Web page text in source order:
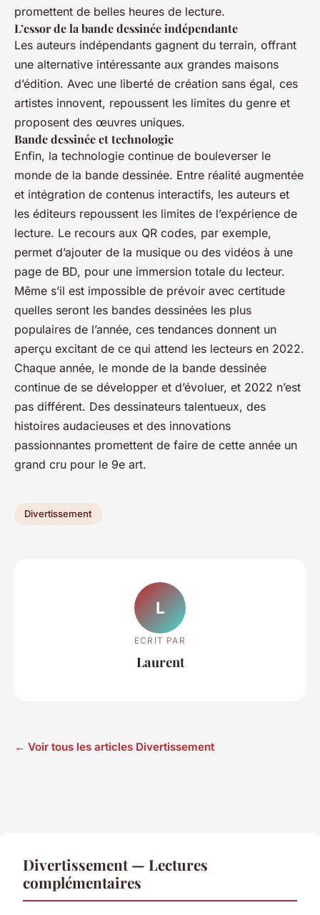
promettent de belles heures de lecture.
L’essor de la bande dessinée indépendante
Les auteurs indépendants gagnent du terrain, offrant
une alternative intéressante aux grandes maisons
d’édition. Avec une liberté de création sans égal, ces
artistes innovent, repoussent les limites du genre et
proposent des œuvres uniques.
Bande dessinée et technologie
Enfin, la technologie continue de bouleverser le
monde de la bande dessinée. Entre réalité augmentée
et intégration de contenus interactifs, les auteurs et
les éditeurs repoussent les limites de l’expérience de
lecture. Le recours aux QR codes, par exemple,
permet d’ajouter de la musique ou des vidéos à une
page de BD, pour une immersion totale du lecteur.
Même s’il est impossible de prévoir avec certitude
quelles seront les bandes dessinées les plus
populaires de l’année, ces tendances donnent un
aperçu excitant de ce qui attend les lecteurs en 2022.
Chaque année, le monde de la bande dessinée
continue de se développer et d’évoluer, et 2022 n’est
pas différent. Des dessinateurs talentueux, des
histoires audacieuses et des innovations
passionnantes promettent de faire de cette année un
grand cru pour le 9e art.
Divertissement
L
ECRIT PAR
Laurent
← Voir tous les articles Divertissement
Divertissement — Lectures
complémentaires